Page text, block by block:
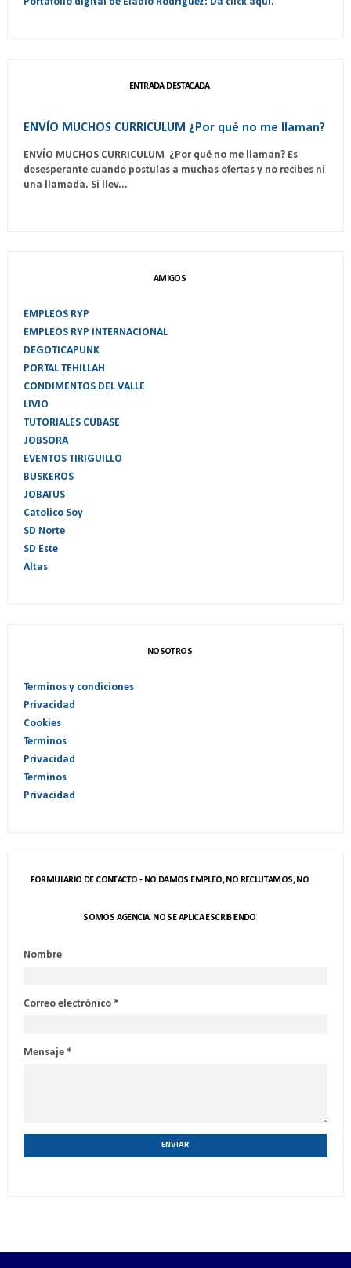
ENTRADA DESTACADA
ENVÍO MUCHOS CURRICULUM ¿Por qué no me llaman?
ENVÍO MUCHOS CURRICULUM ¿Por qué no me llaman? Es
desesperante cuando postulas a muchas ofertas y no recibes ni
una llamada. Si llev...
AMIGOS
EMPLEOS RYP
EMPLEOS RYP INTERNACIONAL
DEGOTICAPUNK
PORTAL TEHILLAH
CONDIMENTOS DEL VALLE
LIVIO
TUTORIALES CUBASE
JOBSORA
EVENTOS TIRIGUILLO
BUSKEROS
JOBATUS
Catolico Soy
SD Norte
SD Este
Altas
NOSOTROS
Terminos y condiciones
Privacidad
Cookies
Terminos
Privacidad
Terminos
Privacidad
FORMULARIO DE CONTACTO - NO DAMOS EMPLEO, NO RECLUTAMOS, NO
SOMOS AGENCIA. NO SE APLICA ESCRIBIENDO
Nombre
Correo electrónico *
Mensaje *